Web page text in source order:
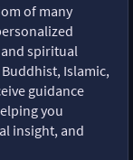
of many
spiritual
Islamic,
guidance
you
insight, and